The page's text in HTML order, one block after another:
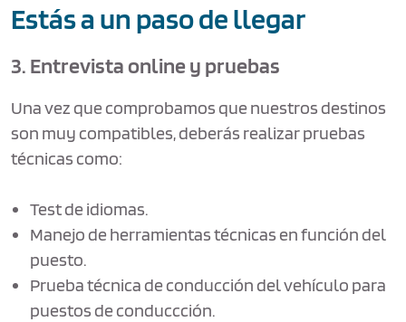
Estás a un paso de llegar
3. Entrevista online y pruebas
Una vez que comprobamos que nuestros destinos
son muy compatibles, deberás realizar pruebas
técnicas como:
Test de idiomas.
Manejo de herramientas técnicas en función del
puesto.
Prueba técnica de conducción del vehículo para
puestos de conduccción.